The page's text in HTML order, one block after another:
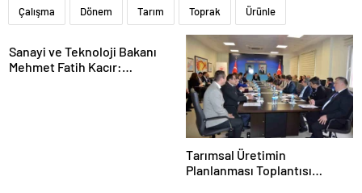
Çalışma Dönem Tarım Toprak Ürünle
Sanayi ve Teknoloji Bakanı
Mehmet Fatih Kacır:
Tarımsal Üretimin
Planlanması Toplantısı